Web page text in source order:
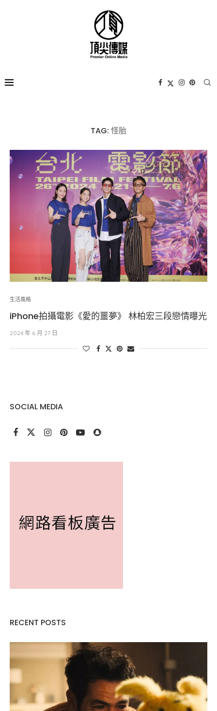
TAG: 怪胎
生活風格
iPhone拍攝電影《愛的噩夢》 林柏宏三段戀情曝光
2024 年 6 月 27 日
SOCIAL MEDIA
RECENT POSTS